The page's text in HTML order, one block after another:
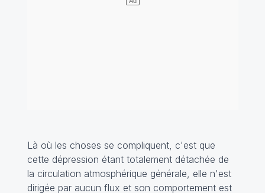
Là où les choses se compliquent, c'est que
cette dépression étant totalement détachée de
la circulation atmosphérique générale, elle n'est
dirigée par aucun flux et son comportement est